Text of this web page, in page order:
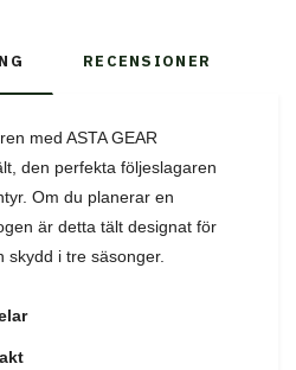
RECENSIONER
med ASTA GEAR
den perfekta följeslagaren
Om du planerar en
är detta tält designat för
skydd i tre säsonger.